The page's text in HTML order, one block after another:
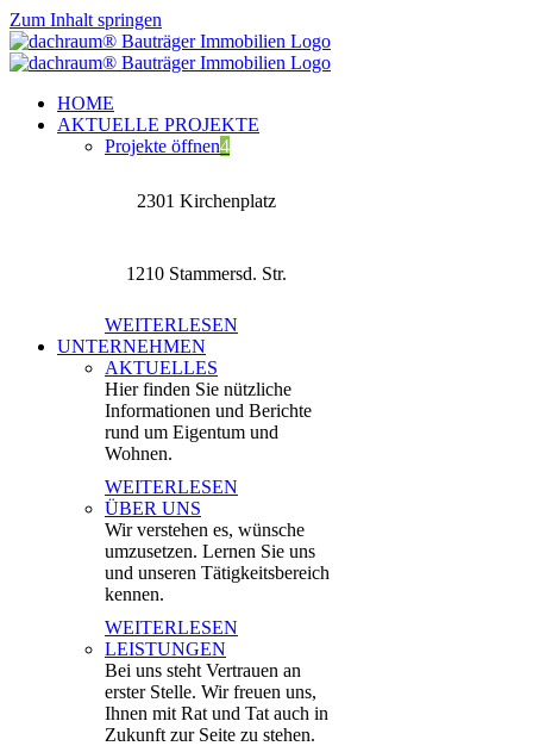
Zum Inhalt springen
HOME
AKTUELLE PROJEKTE
Projekte öffnen4
2301 Kirchenplatz
1210 Stammersd. Str.
WEITERLESEN
UNTERNEHMEN
AKTUELLES
Hier finden Sie nützliche
Informationen und Berichte
rund um Eigentum und
Wohnen.
WEITERLESEN
ÜBER UNS
Wir verstehen es, wünsche
umzusetzen. Lernen Sie uns
und unseren Tätigkeitsbereich
kennen.
WEITERLESEN
LEISTUNGEN
Bei uns steht Vertrauen an
erster Stelle. Wir freuen uns,
Ihnen mit Rat und Tat auch in
Zukunft zur Seite zu stehen.